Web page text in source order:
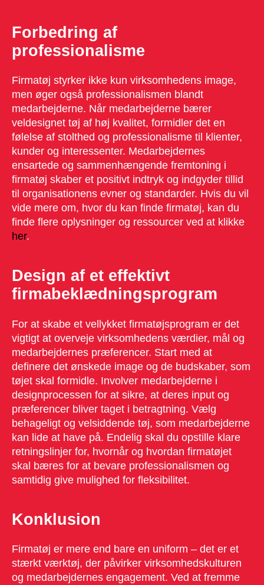
Forbedring af
professionalisme
Firmatøj styrker ikke kun virksomhedens image,
men øger også professionalismen blandt
medarbejderne. Når medarbejderne bærer
veldesignet tøj af høj kvalitet, formidler det en
følelse af stolthed og professionalisme til klienter,
kunder og interessenter. Medarbejdernes
ensartede og sammenhængende fremtoning i
firmatøj skaber et positivt indtryk og indgyder tillid
til organisationens evner og standarder. Hvis du vil
vide mere om, hvor du kan finde firmatøj, kan du
finde flere oplysninger og ressourcer ved at klikke
her.
Design af et effektivt
firmabeklædningsprogram
For at skabe et vellykket firmatøjsprogram er det
vigtigt at overveje virksomhedens værdier, mål og
medarbejdernes præferencer. Start med at
definere det ønskede image og de budskaber, som
tøjet skal formidle. Involver medarbejderne i
designprocessen for at sikre, at deres input og
præferencer bliver taget i betragtning. Vælg
behageligt og velsiddende tøj, som medarbejderne
kan lide at have på. Endelig skal du opstille klare
retningslinjer for, hvornår og hvordan firmatøjet
skal bæres for at bevare professionalismen og
samtidig give mulighed for fleksibilitet.
Konklusion
Firmatøj er mere end bare en uniform – det er et
stærkt værktøj, der påvirker virksomhedskulturen
og medarbejdernes engagement. Ved at fremme